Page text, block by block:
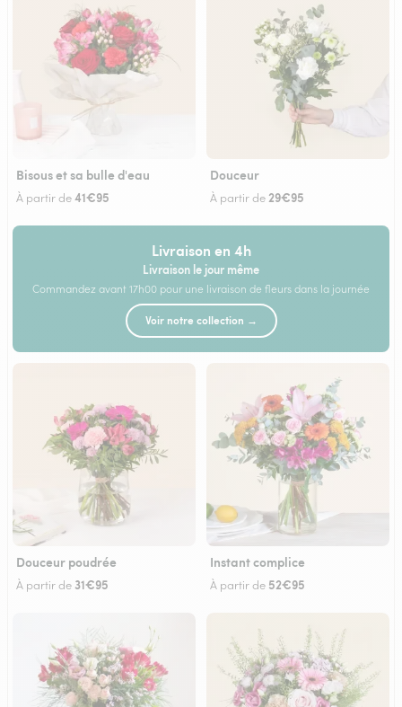
Bisous et sa bulle d'eau
À partir de41€95
Douceur
À partir de29€95
Livraison en 4h
Livraison le jour même
Commandez avant 17h00 pour une livraison de fleurs dans la journée
Voir notre collection →
Douceur poudrée
À partir de 31€95
Instant complice
À partir de 52€95